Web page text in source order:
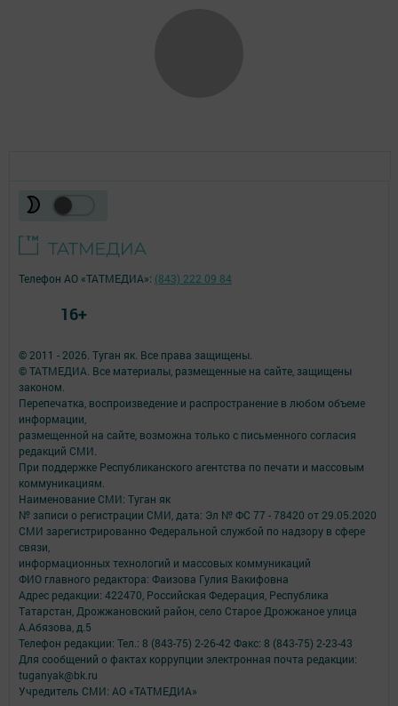
© 2011 - 2026. Туган як. Все права защищены.
© ТАТМЕДИА. Все материалы, размещенные на сайте, защищены
законом.
Перепечатка, воспроизведение и распространение в любом объеме
информации,
размещенной на сайте, возможна только с письменного согласия
редакций СМИ.
При поддержке Республиканского агентства по печати и массовым
коммуникациям.
Наименование СМИ: Туган як
№ записи о регистрации СМИ, дата: Эл № ФС 77 - 78420 от 29.05.2020
СМИ зарегистрированно Федеральной службой по надзору в сфере
связи,
информационных технологий и массовых коммуникаций
ФИО главного редактора: Фаизова Гулия Вакифовна
Адрес редакции: 422470, Российская Федерация, Республика
Татарстан, Дрожжановский район, село Старое Дрожжаное улица
А.Абязова, д.5
Телефон редакции: Тел.: 8 (843-75) 2-26-42 Факс: 8 (843-75) 2-23-43
Для сообщений о фактах коррупции электронная почта редакции:
tuganyak@bk.ru
Учредитель СМИ: АО «ТАТМЕДИА»
Телефон АО «ТАТМЕДИА»: (843) 222 09 84
16+